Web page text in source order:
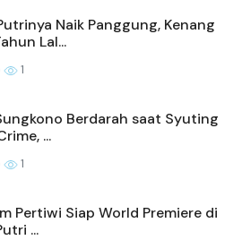
Naik Panggung, Kenang
Lal...
1
Berdarah saat Syuting
...
1
Pertiwi Siap World Premiere di
...